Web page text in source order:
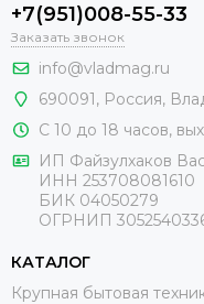
+7(951)008-55-33
Заказать звонок
info@vladmag.ru
690091, Россия,
С 10 до 18 часов,
ИП Файзулхаков
ИНН 253708081610
БИК 04050279
ОГРНИП
КАТАЛОГ
Крупная бытовая